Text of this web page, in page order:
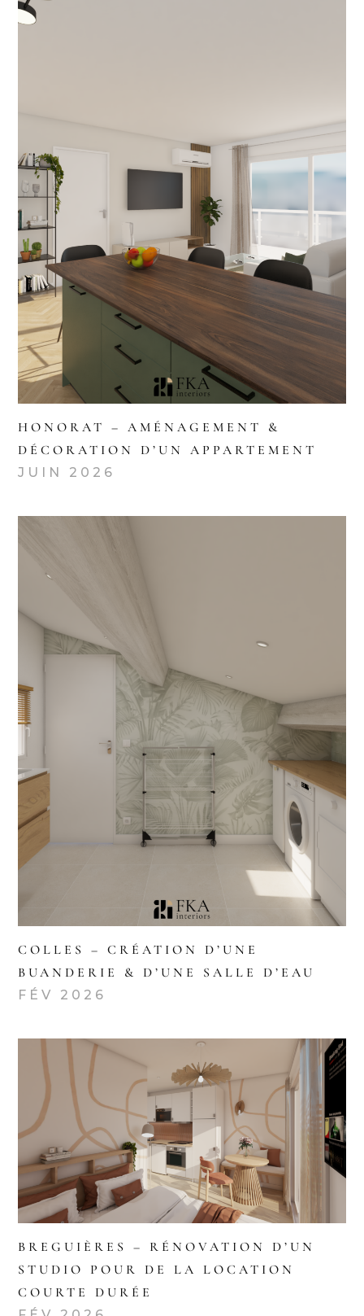
HONORAT – AMÉNAGEMENT &
DÉCORATION D’UN APPARTEMENT
JUIN 2026
COLLES – CRÉATION D’UNE
BUANDERIE & D’UNE SALLE D’EAU
FÉV 2026
BREGUIÈRES – RÉNOVATION D’UN
STUDIO POUR DE LA LOCATION
COURTE DURÉE